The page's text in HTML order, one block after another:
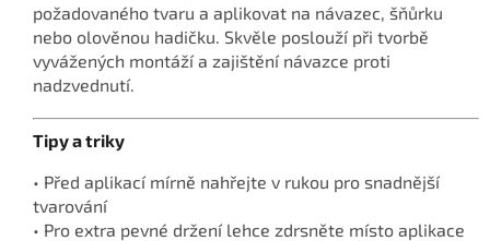
požadovaného tvaru a aplikovat na návazec, šňůrku
nebo olověnou hadičku. Skvěle poslouží při tvorbě
vyvážených montáží a zajištění návazce proti
nadzvednutí.
Tipy a triky
• Před aplikací mírně nahřejte v rukou pro snadnější
tvarování
• Pro extra pevné držení lehce zdrsněte místo aplikace